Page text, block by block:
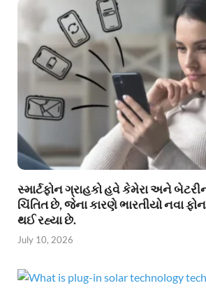
સ્માર્ટફોન ગ્રાહકો હવે કેમેરા અને
ચિંતિત છે, જેના કારણે ભારતીયો નવા
થઈ રહ્યા છે.
July 10, 2026